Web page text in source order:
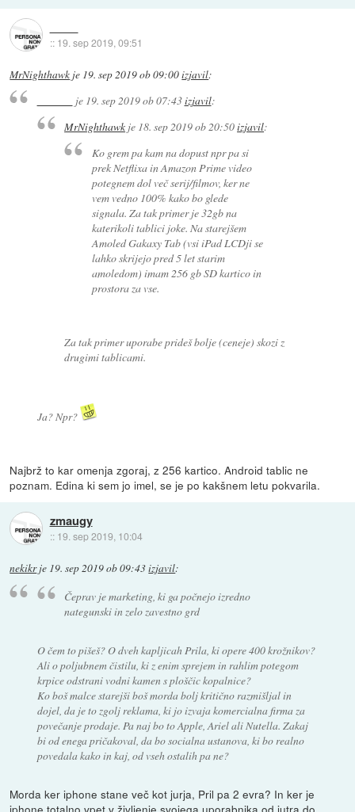
:: 19. sep 2019, 09:51
MrNighthawk je 19. sep 2019 ob 09:00izjavil:
je 19. sep 2019 ob 07:43izjavil:
MrNighthawk je 18. sep 2019 ob 20:50izjavil:
Ko grem pa kam na dopust npr pa si
prek Netflixa in Amazon Prime video
potegnem dol več serij/filmov, ker ne
vem vedno 100% kako bo glede
signala. Za tak primer je 32gb na
katerikoli tablici joke. Na starejšem
Amoled Gakaxy Tab (vsi iPad LCDji se
lahko skrijejo pred 5 let starim
amoledom) imam 256 gb SD kartico in
prostora za vse.
Za tak primer uporabe prideš bolje (ceneje) skozi z
drugimi tablicami.
Ja? Npr?
Najbrž to kar omenja zgoraj, z 256 kartico. Android tablic ne
poznam. Edina ki sem jo imel, se je po kakšnem letu pokvarila.
zmaugy
:: 19. sep 2019, 10:04
nekikrje 19. sep 2019 ob 09:43izjavil:
Čeprav je marketing, ki ga počnejo izredno
nategunski in zelo zavestno grd
O čem to pišeš? O dveh kapljicah Prila, ki opere 400 krožnikov?
Ali o poljubnem čistilu, ki z enim sprejem in rahlim potegom
krpice odstrani vodni kamen s ploščic kopalnice?
Ko boš malce starejši boš morda bolj kritično razmišljal in
dojel, da je to zgolj reklama, ki jo izvaja komercialna firma za
povečanje prodaje. Pa naj bo to Apple, Ariel ali Nutella. Zakaj
bi od enega pričakoval, da bo socialna ustanova, ki bo realno
povedala kako in kaj, od vseh ostalih pa ne?
Morda ker iphone stane več kot jurja, Pril pa 2 evra? In ker je